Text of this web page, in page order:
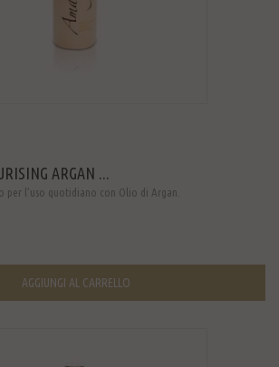
ARGAN ...
per l’uso quotidiano con Olio di Argan.
AGGIUNGI AL CARRELLO